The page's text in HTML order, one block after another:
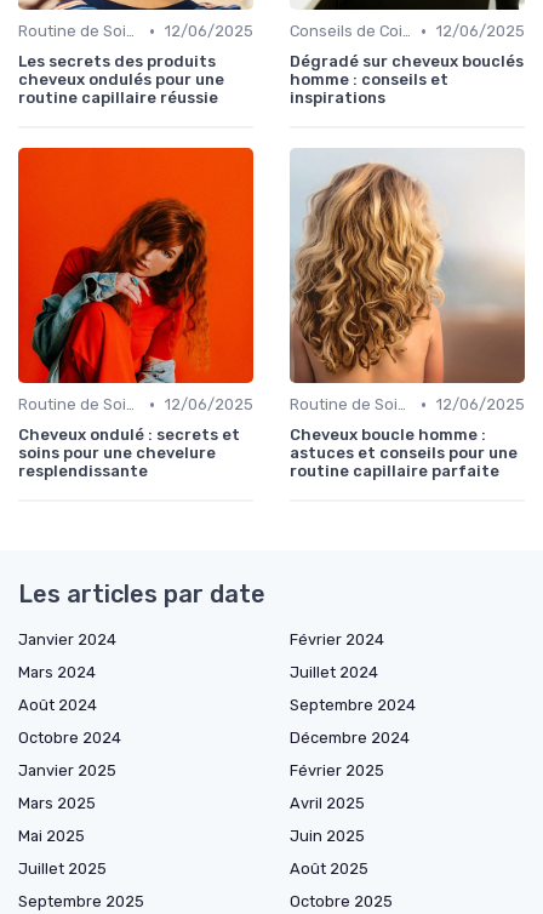
Routine de Soins pour Cheveux Bouclés • 12/06/2025
Les secrets des produits
cheveux ondulés pour une
routine capillaire réussie
Conseils de Coiffage • 12/06/2025
Dégradé sur cheveux bouclés
homme : conseils et
inspirations
Routine de Soins pour Cheveux Bouclés • 12/06/2025
Cheveux ondulé : secrets et
soins pour une chevelure
resplendissante
Routine de Soins pour Cheveux Bouclés • 12/06/2025
Cheveux boucle homme :
astuces et conseils pour une
routine capillaire parfaite
Les articles par date
Janvier 2024
Février 2024
Mars 2024
Juillet 2024
Août 2024
Septembre 2024
Octobre 2024
Décembre 2024
Janvier 2025
Février 2025
Mars 2025
Avril 2025
Mai 2025
Juin 2025
Juillet 2025
Août 2025
Septembre 2025
Octobre 2025